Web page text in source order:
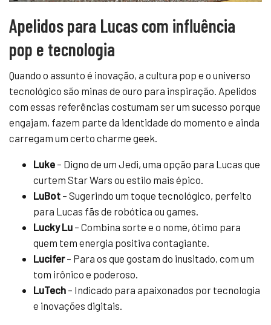
Apelidos para Lucas com influência
pop e tecnologia
Quando o assunto é inovação, a cultura pop e o universo
tecnológico são minas de ouro para inspiração. Apelidos
com essas referências costumam ser um sucesso porque
engajam, fazem parte da identidade do momento e ainda
carregam um certo charme geek.
Luke – Digno de um Jedi, uma opção para Lucas que
curtem Star Wars ou estilo mais épico.
LuBot – Sugerindo um toque tecnológico, perfeito
para Lucas fãs de robótica ou games.
Lucky Lu – Combina sorte e o nome, ótimo para
quem tem energia positiva contagiante.
Lucifer– Para os que gostam do inusitado, com um
tom irônico e poderoso.
LuTech – Indicado para apaixonados por tecnologia
e inovações digitais.